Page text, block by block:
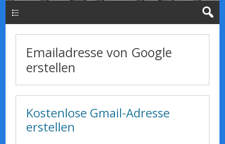
Emailadresse von Google
erstellen
Kostenlose Gmail-Adresse
erstellen